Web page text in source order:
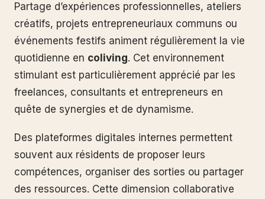
Partage d’expériences professionnelles, ateliers
créatifs, projets entrepreneuriaux communs ou
événements festifs animent régulièrement la vie
quotidienne en coliving. Cet environnement
stimulant est particulièrement apprécié par les
freelances, consultants et entrepreneurs en
quête de synergies et de dynamisme.
Des plateformes digitales internes permettent
souvent aux résidents de proposer leurs
compétences, organiser des sorties ou partager
des ressources. Cette dimension collaborative